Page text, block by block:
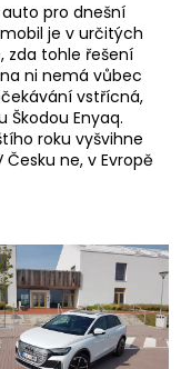
pro dnešní
je v určitých
zda tohle řešení
ni nemá vůbec
vstřícná,
Enyaq.
roku vyšvihne
ne, v Evropě